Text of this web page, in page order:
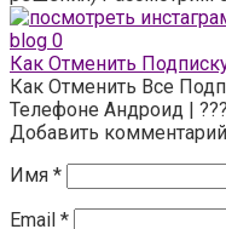
blog 0
Как Отменить
Как Отменить Все
Телефоне Андроид |
Добавить комментарий
Имя *
Email *